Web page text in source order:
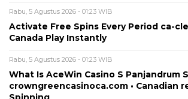
Rabu, 5 Agustus 2026 - 01:23 WIB
Activate Free Spins Every Period ca-
Canada Play Instantly
Rabu, 5 Agustus 2026 - 01:23 WIB
What Is AceWin Casino S Panjandrum
crowngreencasinoca.com • Canadian